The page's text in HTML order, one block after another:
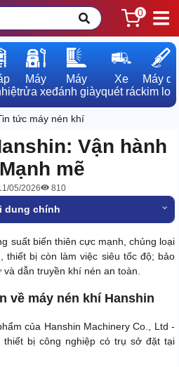
0
Máy
rửa xe
Máy
đánh giày
Xe
quét rác
Máy dò
kim loại
tức máy nén khí
Vận hành
mẽ
05/2026 810
dung chính
suất biến thiên cực mạnh, chủng loại
thiết bị còn làm việc siêu tốc độ; bảo
dẫn truyền khí nén an toàn.
về máy nén khí Hanshin
của Hanshin Machinery Co., Ltd -
thiết bị công nghiệp có trụ sở đặt tại